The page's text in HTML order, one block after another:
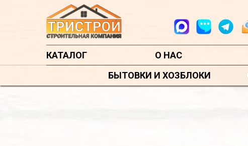
КАТАЛОГ О НАС
БЫТОВКИ И ХОЗБЛОКИ